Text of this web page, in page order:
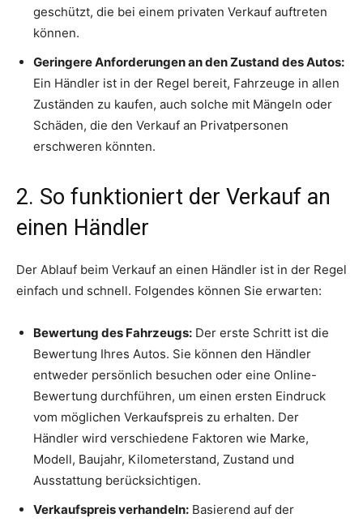
geschützt, die bei einem privaten Verkauf auftreten
können.
Geringere Anforderungen an den Zustand des Autos:
Ein Händler ist in der Regel bereit, Fahrzeuge in allen
Zuständen zu kaufen, auch solche mit Mängeln oder
Schäden, die den Verkauf an Privatpersonen
erschweren könnten.
2. So funktioniert der Verkauf an
einen Händler
Der Ablauf beim Verkauf an einen Händler ist in der Regel
einfach und schnell. Folgendes können Sie erwarten:
Bewertung des Fahrzeugs: Der erste Schritt ist die
Bewertung Ihres Autos. Sie können den Händler
entweder persönlich besuchen oder eine Online-
Bewertung durchführen, um einen ersten Eindruck
vom möglichen Verkaufspreis zu erhalten. Der
Händler wird verschiedene Faktoren wie Marke,
Modell, Baujahr, Kilometerstand, Zustand und
Ausstattung berücksichtigen.
Verkaufspreis verhandeln: Basierend auf der